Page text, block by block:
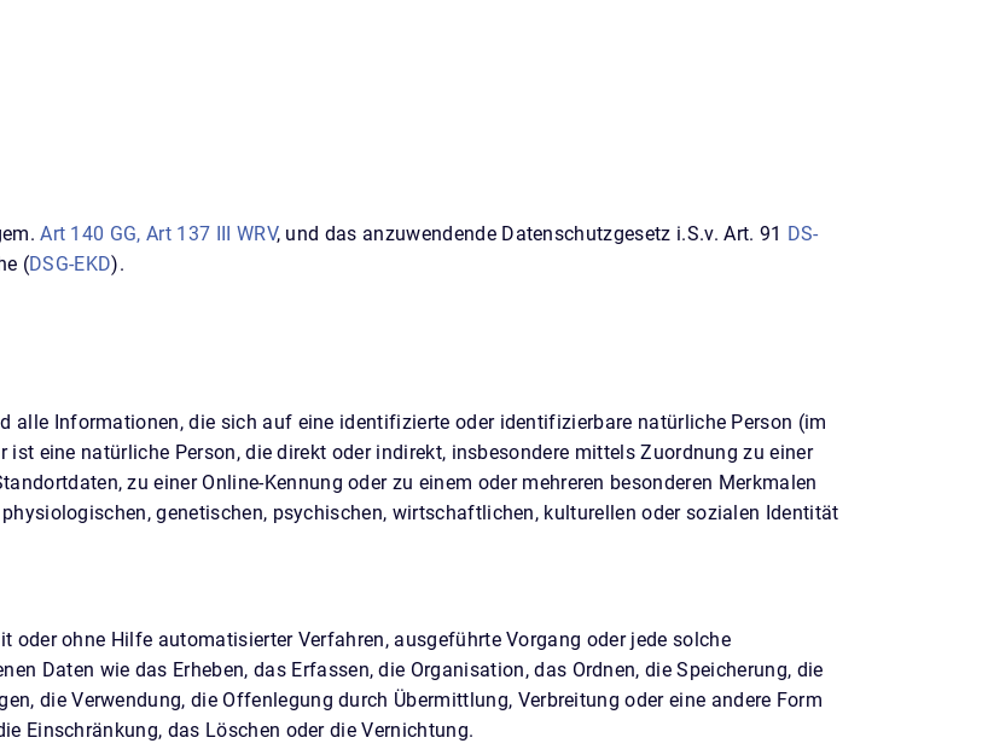
Art 140 GG, Art 137 III WRV, und das anzuwendende Datenschutzgesetz i.S.v. Art. 91 DS-
(DSG-EKD).
alle Informationen, die sich auf eine identifizierte oder identifizierbare natürliche Person (im
ist eine natürliche Person, die direkt oder indirekt, insbesondere mittels Zuordnung zu einer
zu einer Online-Kennung oder zu einem oder mehreren besonderen Merkmalen
genetischen, psychischen, wirtschaftlichen, kulturellen oder sozialen Identität
oder ohne Hilfe automatisierter Verfahren, ausgeführte Vorgang oder jede solche
Daten wie das Erheben, das Erfassen, die Organisation, das Ordnen, die Speicherung, die
die Verwendung, die Offenlegung durch Übermittlung, Verbreitung oder eine andere Form
Einschränkung, das Löschen oder die Vernichtung.